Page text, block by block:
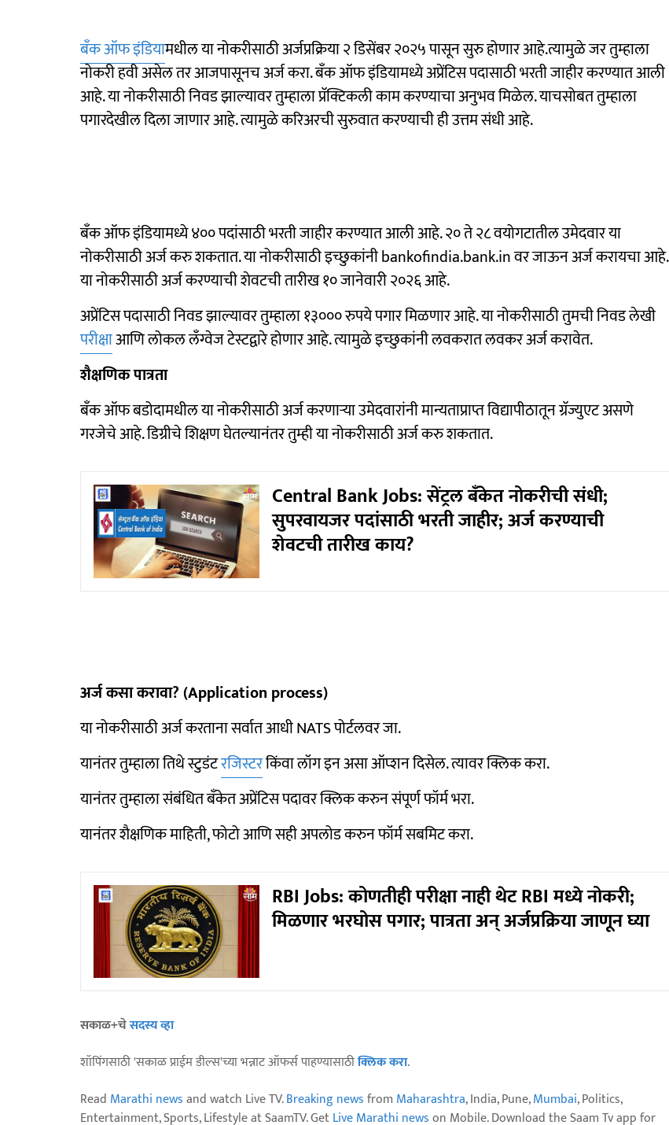
बँक ऑफ इंडियामधील या नोकरीसाठी अर्जप्रक्रिया २ डिसेंबर २०२५ पासून सुरु होणार आहे.त्यामुळे जर तुम्हाला
नोकरी हवी असेल तर आजपासूनच अर्ज करा. बँक ऑफ इंडियामध्ये अप्रेंटिस पदासाठी भरती जाहीर करण्यात आली
आहे. या नोकरीसाठी निवड झाल्यावर तुम्हाला प्रॅक्टिकली काम करण्याचा अनुभव मिळेल. याचसोबत तुम्हाला
पगारदेखील दिला जाणार आहे. त्यामुळे करिअरची सुरुवात करण्याची ही उत्तम संधी आहे.
बँक ऑफ इंडियामध्ये ४०० पदांसाठी भरती जाहीर करण्यात आली आहे. २० ते २८ वयोगटातील उमेदवार या
नोकरीसाठी अर्ज करु शकतात. या नोकरीसाठी इच्छुकांनी bankofindia.bank.in वर जाऊन अर्ज करायचा आहे.
या नोकरीसाठी अर्ज करण्याची शेवटची तारीख १० जानेवारी २०२६ आहे.
अप्रेंटिस पदासाठी निवड झाल्यावर तुम्हाला १३००० रुपये पगार मिळणार आहे. या नोकरीसाठी तुमची निवड लेखी
परीक्षाआणि लोकल लँग्वेज टेस्टद्वारे होणार आहे. त्यामुळे इच्छुकांनी लवकरात लवकर अर्ज करावेत.
शैक्षणिक पात्रता
बँक ऑफ बडोदामधील या नोकरीसाठी अर्ज करणाऱ्या उमेदवारांनी मान्यताप्राप्त विद्यापीठातून ग्रॅज्युएट असणे
गरजेचे आहे. डिग्रीचे शिक्षण घेतल्यानंतर तुम्ही या नोकरीसाठी अर्ज करु शकतात.
Central Bank Jobs: सेंट्रल बँकेत नोकरीची संधी;
सुपरवायजर पदांसाठी भरती जाहीर; अर्ज करण्याची
शेवटची तारीख काय?
अर्ज कसा करावा? (Application process)
या नोकरीसाठी अर्ज करताना सर्वात आधी NATS पोर्टलवर जा.
यानंतर तुम्हाला तिथे स्टुडंटरजिस्टरकिंवा लॉग इन असा ऑप्शन दिसेल. त्यावर क्लिक करा.
यानंतर तुम्हाला संबंधित बँकेत अप्रेंटिस पदावर क्लिक करुन संपूर्ण फॉर्म भरा.
यानंतर शैक्षणिक माहिती, फोटो आणि सही अपलोड करुन फॉर्म सबमिट करा.
RBI Jobs: कोणतीही परीक्षा नाही थेट RBI मध्ये नोकरी;
मिळणार भरघोस पगार; पात्रता अन् अर्जप्रक्रिया जाणून घ्या
सकाळ+चेसदस्य व्हा
शॉपिंगसाठी 'सकाळ प्राईम डील्स'च्या भन्नाट ऑफर्स पाहण्यासाठीक्लिक करा.
Read Marathi newsand watch Live TV.Breaking newsfrom Maharashtra, India, Pune,Mumbai, Politics,
Entertainment, Sports, Lifestyle at SaamTV. GetLive Marathi newson Mobile. Download the Saam Tv app for